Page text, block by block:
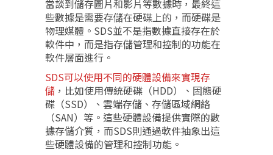
當談到儲存圖片和影片等數據時，最終這
些數據是需要存儲在硬碟上的，而硬碟是
物理媒體。SDS並不是指數據直接存在於
軟件中，而是指存儲管理和控制的功能在
軟件層面進行。
SDS可以使用不同的硬體設備來實現存
儲 ，比如使用傳統硬碟（HDD）、固態硬
碟（SSD）、雲端存儲、存儲區域網絡
（SAN）等。這些硬體設備提供實際的數
據存儲介質，而SDS則通過軟件抽象出這
些硬體設備的管理和控制功能。